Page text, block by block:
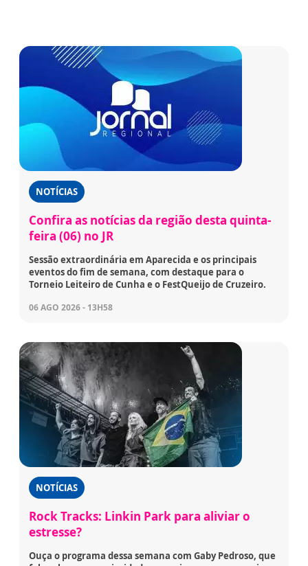
NOTÍCIAS
Confira as notícias da região desta quinta-
feira (06) no JR
Sessão extraordinária em Aparecida e os principais
eventos do fim de semana, com destaque para o
Torneio Leiteiro de Cunha e o FestQueijo de Cruzeiro.
06 AGO 2026 - 13H58
NOTÍCIAS
Rock Tracks: Linkin Park para aliviar o
estresse?
Ouça o programa dessa semana com Gaby Pedroso, que